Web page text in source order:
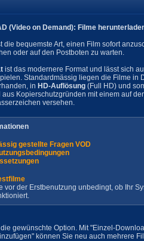
(Video on Demand): Filme
die bequemste Art, einen Film sofort
oder auf den Postboten zu warten.
ist das modernere Format und lässt sich
Standardmässig liegen die Filme in
in HD-Auflösung (Full HD) und
aus Kopierschutzgründen mit einem auf
versehen.
gestellte Fragen VOD
vor der Erstbenutzung unbedingt, ob Ihr
gewünschte Option. Mit "Einzel-
können Sie neu auch mehrere